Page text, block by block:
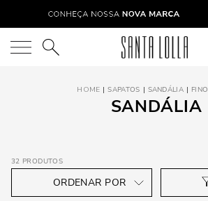
O que você está procurando?
SAPATOS SANDÁLIA FINO
SANDÁLIA
32 PRODUTOS